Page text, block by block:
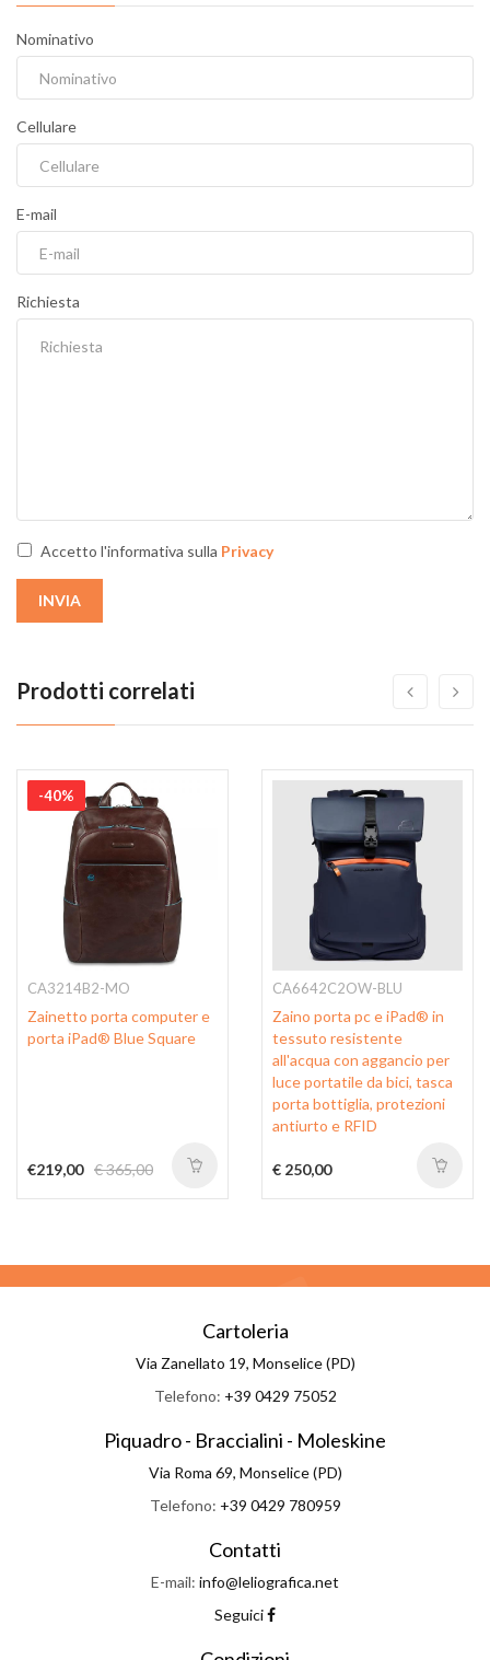
Nominativo
Cellulare
E-mail
Richiesta
Accetto l'informativa sulla Privacy
INVIA
Prodotti correlati
-40%
CA3214B2-MO
Zainetto porta computer e
porta iPad® Blue Square
€219,00 € 365,00
CA6642C2OW-BLU
Zaino porta pc e iPad® in
tessuto resistente
all'acqua con aggancio per
luce portatile da bici, tasca
porta bottiglia, protezioni
antiurto e RFID
€ 250,00
Cartoleria
Via Zanellato 19, Monselice (PD)
Telefono: +39 0429 75052
Piquadro - Braccialini - Moleskine
Via Roma 69, Monselice (PD)
Telefono: +39 0429 780959
Contatti
E-mail: info@leliografica.net
Seguici